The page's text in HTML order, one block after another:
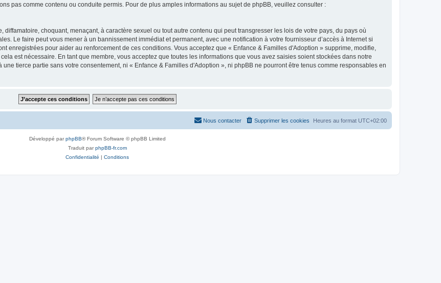
pas comme contenu ou conduite permis. Pour de plus amples informations au sujet de phpBB, veuillez consulter :
choquant, menaçant, à caractère sexuel ou tout autre contenu qui peut transgresser les lois de votre pays, du pays où
Le faire peut vous mener à un bannissement immédiat et permanent, avec une notification à votre fournisseur d’accès à Internet si
enregistrées pour aider au renforcement de ces conditions. Vous acceptez que « Enfance & Familles d'Adoption » supprime, modifie,
est nécessaire. En tant que membre, vous acceptez que toutes les informations que vous avez saisies soient stockées dans notre
tierce partie sans votre consentement, ni « Enfance & Familles d'Adoption », ni phpBB ne pourront être tenus comme responsables en
Heures au format UTC+02:00
Supprimer les cookies
Nous contacter
Développé parphpBB® Forum Software © phpBB Limited
Traduit parphpBB-fr.com
Confidentialité | Conditions